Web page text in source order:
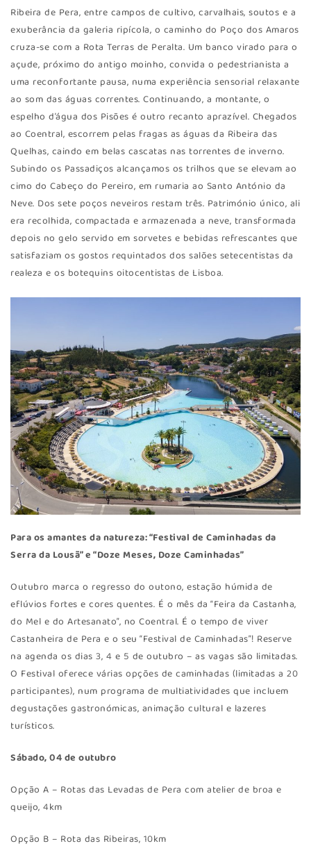
Ribeira de Pera, entre campos de cultivo, carvalhais, soutos e a
exuberância da galeria ripícola, o caminho do Poço dos Amaros
cruza-se com a Rota Terras de Peralta. Um banco virado para o
açude, próximo do antigo moinho, convida o pedestrianista a
uma reconfortante pausa, numa experiência sensorial relaxante
ao som das águas correntes. Continuando, a montante, o
espelho d’água dos Pisões é outro recanto aprazível. Chegados
ao Coentral, escorrem pelas fragas as águas da Ribeira das
Quelhas, caindo em belas cascatas nas torrentes de inverno.
Subindo os Passadiços alcançamos os trilhos que se elevam ao
cimo do Cabeço do Pereiro, em rumaria ao Santo António da
Neve. Dos sete poços neveiros restam três. Património único, ali
era recolhida, compactada e armazenada a neve, transformada
depois no gelo servido em sorvetes e bebidas refrescantes que
satisfaziam os gostos requintados dos salões setecentistas da
realeza e os botequins oitocentistas de Lisboa.
Para os amantes da natureza: “Festival de Caminhadas da
Serra da Lousã” e “Doze Meses, Doze Caminhadas”
Outubro marca o regresso do outono, estação húmida de
eflúvios fortes e cores quentes. É o mês da “Feira da Castanha,
do Mel e do Artesanato”, no Coentral. É o tempo de viver
Castanheira de Pera e o seu “Festival de Caminhadas”! Reserve
na agenda os dias 3, 4 e 5 de outubro – as vagas são limitadas.
O Festival oferece várias opções de caminhadas (limitadas a 20
participantes), num programa de multiatividades que incluem
degustações gastronómicas, animação cultural e lazeres
turísticos.
Sábado, 04 de outubro
Opção A – Rotas das Levadas de Pera com atelier de broa e
queijo, 4km
Opção B – Rota das Ribeiras, 10km